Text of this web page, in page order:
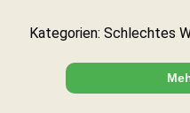
Kategorien: Schlechtes